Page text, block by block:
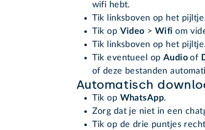
wifi hebt.
Tik linksboven op het pijltje
Tik op Video > Wifiom
Tik linksboven op het pijltje
Tik eventueel op Audioof
of deze bestanden
Automatisch
Tik op WhatsApp.
Zorg dat je niet in een
Tik op de drie puntjes